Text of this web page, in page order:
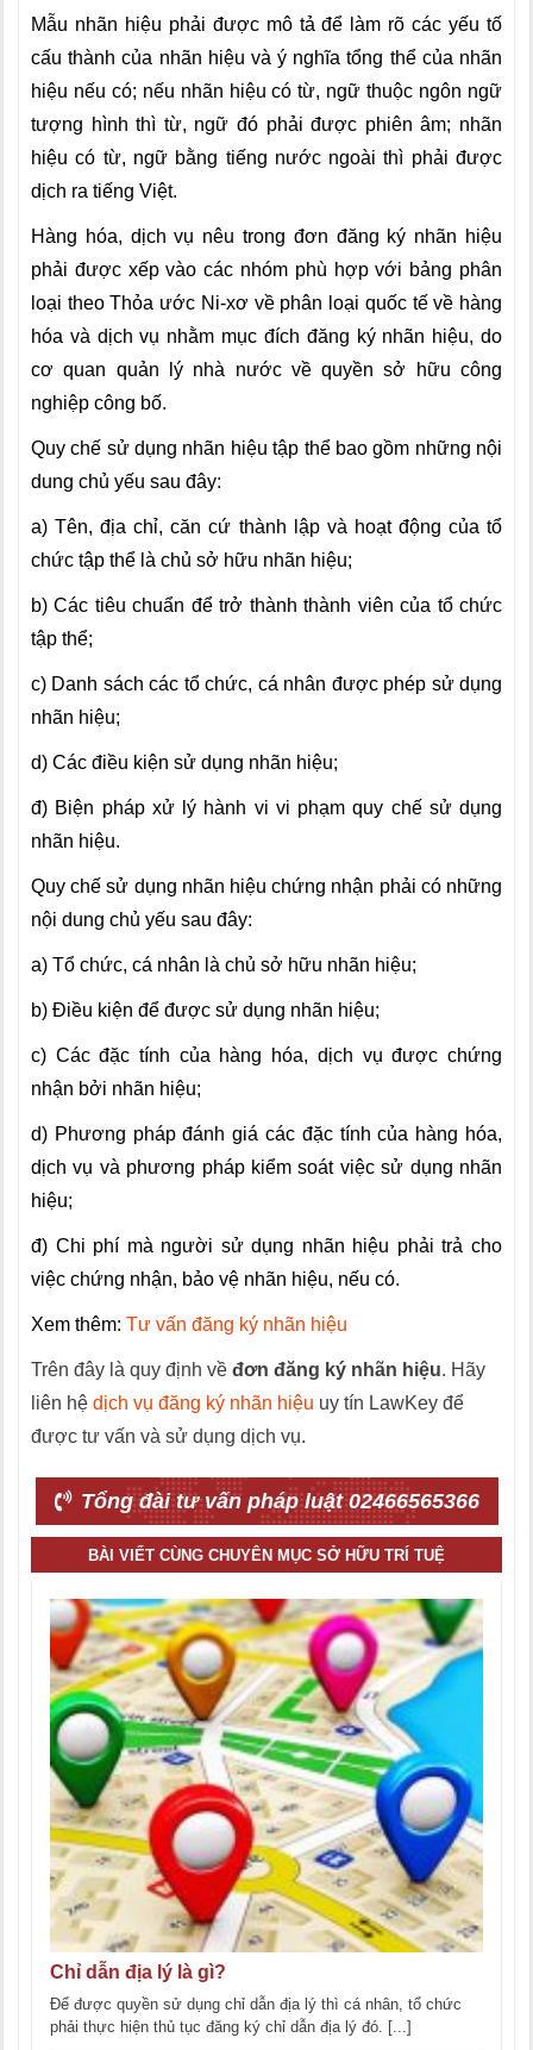
Mẫu nhãn hiệu phải được mô tả để làm rõ các yếu tố
cấu thành của nhãn hiệu và ý nghĩa tổng thể của nhãn
hiệu nếu có; nếu nhãn hiệu có từ, ngữ thuộc ngôn ngữ
tượng hình thì từ, ngữ đó phải được phiên âm; nhãn
hiệu có từ, ngữ bằng tiếng nước ngoài thì phải được
dịch ra tiếng Việt.
Hàng hóa, dịch vụ nêu trong đơn đăng ký nhãn hiệu
phải được xếp vào các nhóm phù hợp với bảng phân
loại theo Thỏa ước Ni-xơ về phân loại quốc tế về hàng
hóa và dịch vụ nhằm mục đích đăng ký nhãn hiệu, do
cơ quan quản lý nhà nước về quyền sở hữu công
nghiệp công bố.
Quy chế sử dụng nhãn hiệu tập thể bao gồm những nội
dung chủ yếu sau đây:
a) Tên, địa chỉ, căn cứ thành lập và hoạt động của tổ
chức tập thể là chủ sở hữu nhãn hiệu;
b) Các tiêu chuẩn để trở thành thành viên của tổ chức
tập thể;
c) Danh sách các tổ chức, cá nhân được phép sử dụng
nhãn hiệu;
d) Các điều kiện sử dụng nhãn hiệu;
đ) Biện pháp xử lý hành vi vi phạm quy chế sử dụng
nhãn hiệu.
Quy chế sử dụng nhãn hiệu chứng nhận phải có những
nội dung chủ yếu sau đây:
a) Tổ chức, cá nhân là chủ sở hữu nhãn hiệu;
b) Điều kiện để được sử dụng nhãn hiệu;
c) Các đặc tính của hàng hóa, dịch vụ được chứng
nhận bởi nhãn hiệu;
d) Phương pháp đánh giá các đặc tính của hàng hóa,
dịch vụ và phương pháp kiểm soát việc sử dụng nhãn
hiệu;
đ) Chi phí mà người sử dụng nhãn hiệu phải trả cho
việc chứng nhận, bảo vệ nhãn hiệu, nếu có.
Xem thêm: Tư vấn đăng ký nhãn hiệu
Trên đây là quy định về đơn đăng ký nhãn hiệu. Hãy
liên hệ dịch vụ đăng ký nhãn hiệu uy tín LawKey để
được tư vấn và sử dụng dịch vụ.
Tổng đài tư vấn pháp luật 02466565366
BÀI VIẾT CÙNG CHUYÊN MỤC SỞ HỮU TRÍ TUỆ
Chỉ dẫn địa lý là gì?
Để được quyền sử dụng chỉ dẫn địa lý thì cá nhân, tổ chức
phải thực hiện thủ tục đăng ký chỉ dẫn địa lý đó. [...]